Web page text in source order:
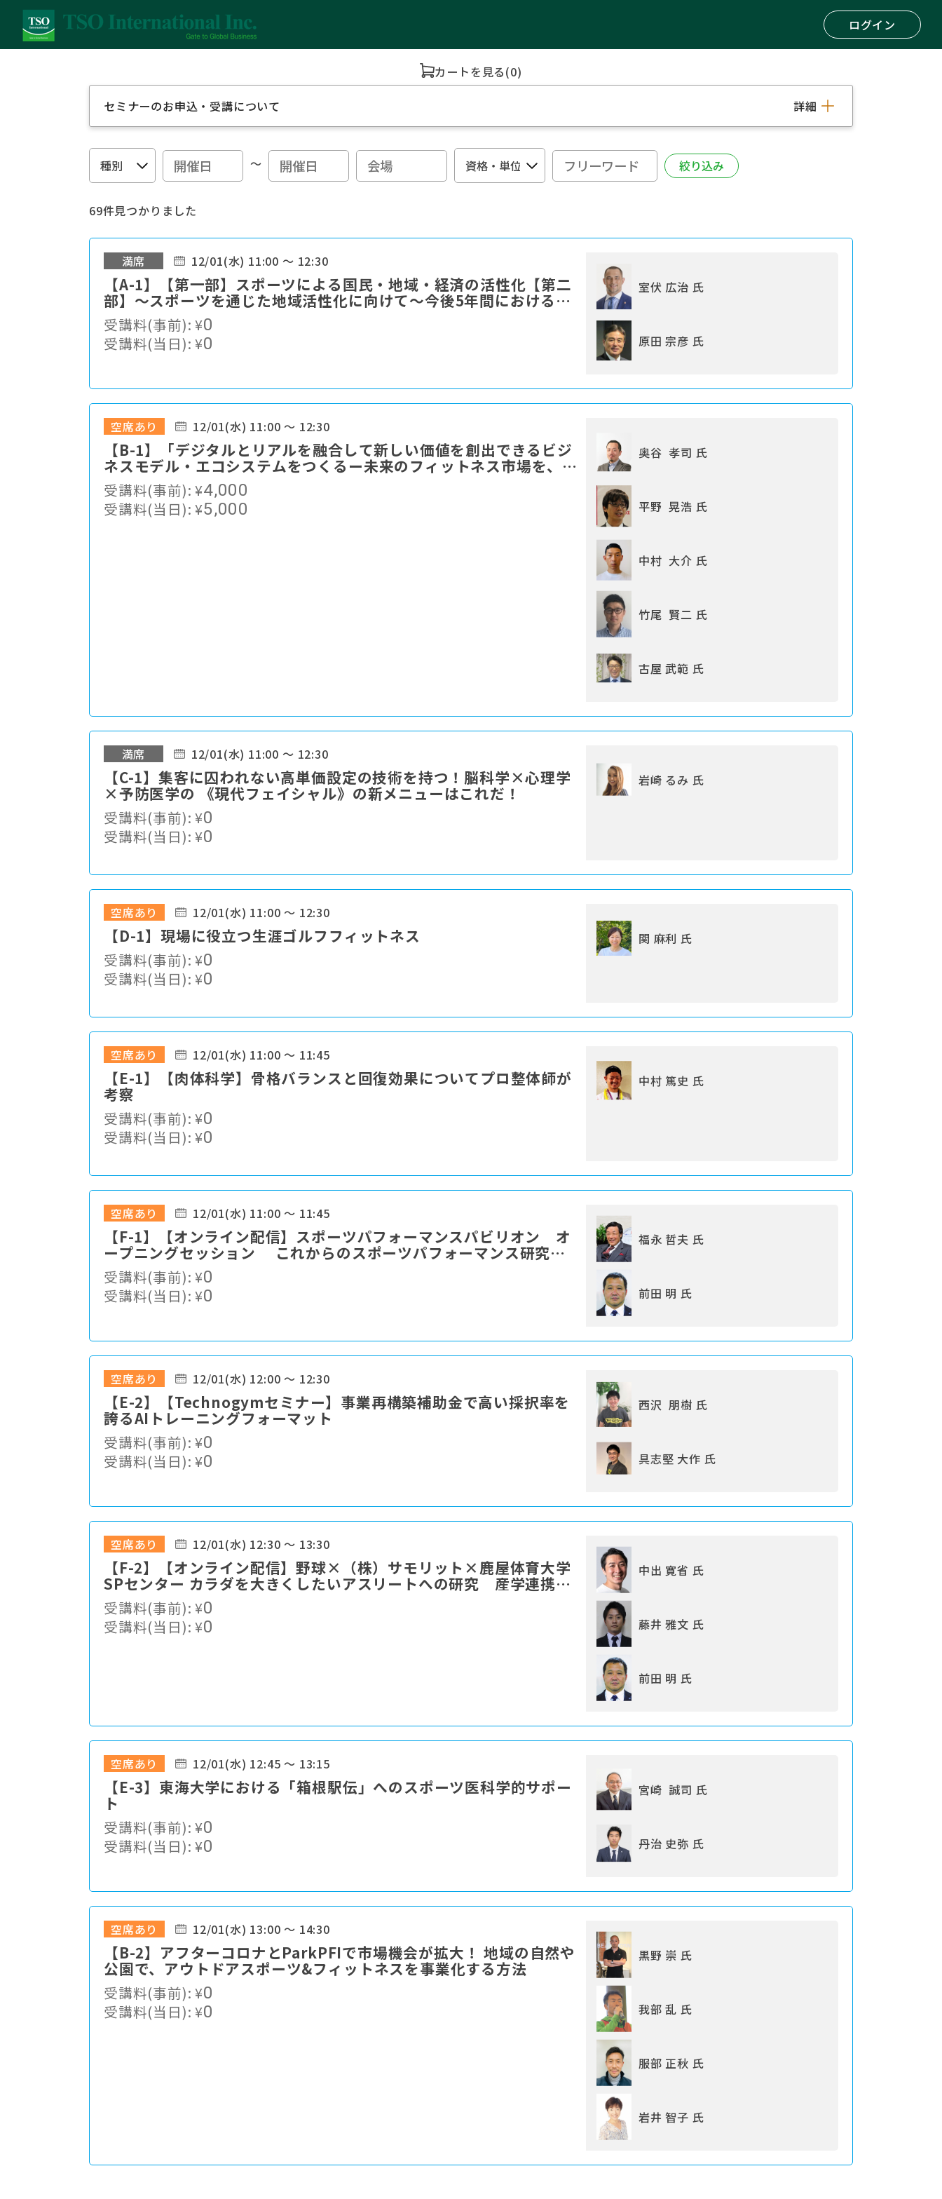
ログイン
カートを見る(0)
セミナーのお申込・受講について 詳細
～
69件見つかりました
満席 12/01(水) 11:00 ～ 12:30
【A-1】【第一部】スポーツによる国民・地域・経済の活性化【第二
部】～スポーツを通じた地域活性化に向けて～今後5年間における地
域スポーツ振興の展望
受講料(事前):¥0
受講料(当日):¥0
室伏 広治 氏
原田 宗彦 氏
空席あり 12/01(水) 11:00 ～ 12:30
【B-1】「デジタルとリアルを融合して新しい価値を創出できるビジ
ネスモデル・エコシステムをつくるー未来のフィットネス市場を、み
んなで、もっと明るく楽しいものにするために」
受講料(事前):¥4,000
受講料(当日):¥5,000
奥谷 孝司 氏
平野 晃浩 氏
中村 大介 氏
竹尾 賢二 氏
古屋 武範 氏
満席 12/01(水) 11:00 ～ 12:30
【C-1】集客に囚われない高単価設定の技術を持つ！脳科学×心理学
×予防医学の 《現代フェイシャル》の新メニューはこれだ！
受講料(事前):¥0
受講料(当日):¥0
岩崎 るみ 氏
空席あり 12/01(水) 11:00 ～ 12:30
【D-1】現場に役立つ生涯ゴルフフィットネス
受講料(事前):¥0
受講料(当日):¥0
関 麻利 氏
空席あり 12/01(水) 11:00 ～ 11:45
【E-1】【肉体科学】骨格バランスと回復効果についてプロ整体師が
考察
受講料(事前):¥0
受講料(当日):¥0
中村 篤史 氏
空席あり 12/01(水) 11:00 ～ 11:45
【F-1】【オンライン配信】スポーツパフォーマンスパビリオン オ
ープニングセッション これからのスポーツパフォーマンス研究を
語る
受講料(事前):¥0
受講料(当日):¥0
福永 哲夫 氏
前田 明 氏
空席あり 12/01(水) 12:00 ～ 12:30
【E-2】【Technogymセミナー】事業再構築補助金で高い採択率を
誇るAIトレーニングフォーマット
受講料(事前):¥0
受講料(当日):¥0
西沢 朋樹 氏
具志堅 大作 氏
空席あり 12/01(水) 12:30 ～ 13:30
【F-2】【オンライン配信】野球×（株）サモリット×鹿屋体育大学
SPセンター カラダを大きくしたいアスリートへの研究 産学連携に
よるアーゼライトの効果検証
受講料(事前):¥0
受講料(当日):¥0
中出 寛省 氏
藤井 雅文 氏
前田 明 氏
空席あり 12/01(水) 12:45 ～ 13:15
【E-3】東海大学における「箱根駅伝」へのスポーツ医科学的サポー
ト
受講料(事前):¥0
受講料(当日):¥0
宮崎 誠司 氏
丹治 史弥 氏
空席あり 12/01(水) 13:00 ～ 14:30
【B-2】アフターコロナとParkPFIで市場機会が拡大！ 地域の自然や
公園で、アウトドアスポーツ&フィットネスを事業化する方法
受講料(事前):¥0
受講料(当日):¥0
黒野 崇 氏
我部 乱 氏
服部 正秋 氏
岩井 智子 氏